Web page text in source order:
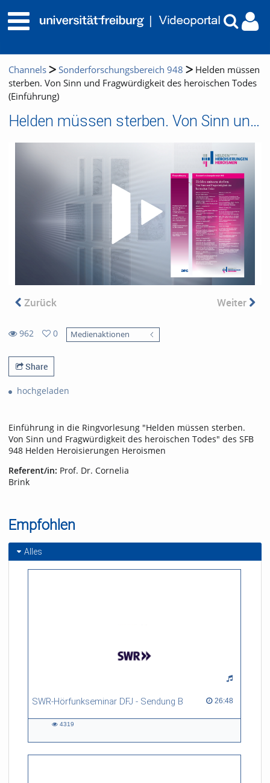
Channels Sonderforschungsbereich 948
Helden müssen
sterben. Von Sinn und Fragwürdigkeit des heroischen Todes
(Einführung)
Helden müssen sterben. Von Sinn und Fragwürdigkeit des heroischen Todes (Einführung)
Zurück Weiter
962
views
0
favorites
Medienaktionen
Share
hochgeladen
Einführung in die Ringvorlesung "Helden müssen sterben.
Von Sinn und Fragwürdigkeit des heroischen Todes" des SFB
948 Helden Heroisierungen Heroismen
Referent/in: Prof. Dr. Cornelia
Brink
Empfohlen
Alles
SWR-Hörfunkseminar DFJ - Sendung B 26:48
26:48 duration
4319